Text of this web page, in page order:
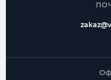
Можно ли изготовить
Можно ли собрать